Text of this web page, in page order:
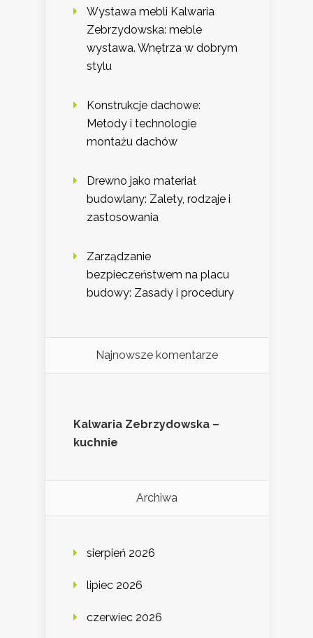
Wystawa mebli Kalwaria
Zebrzydowska: meble
wystawa. Wnętrza w dobrym
stylu
Konstrukcje dachowe:
Metody i technologie
montażu dachów
Drewno jako materiał
budowlany: Zalety, rodzaje i
zastosowania
Zarządzanie
bezpieczeństwem na placu
budowy: Zasady i procedury
Najnowsze komentarze
Kalwaria Zebrzydowska –
kuchnie
Archiwa
sierpień 2026
lipiec 2026
czerwiec 2026